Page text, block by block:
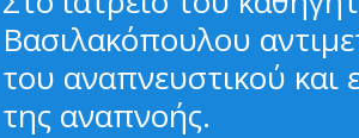
Πνευμονία
Βασιλακόπουλου
του αναπνευστικού και
της αναπνοής.